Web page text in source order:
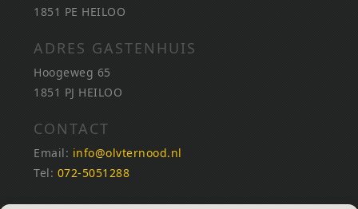
1851 PE HEILOO
ADRES GASTENHUIS
Hoogeweg 65
1851 PJ HEILOO
CONTACT
Email: info@olvternood.nl
Tel: 072-5051288